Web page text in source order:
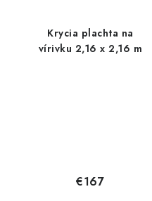
Krycia plachta na
vírivku 2,16 x 2,16 m
€167